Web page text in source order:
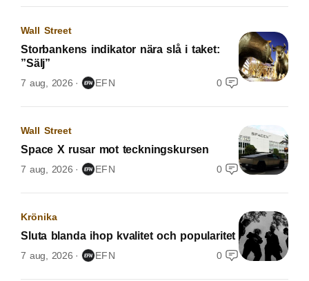
Wall Street
Storbankens indikator nära slå i taket:
”Sälj”
7 aug, 2026 EFN 0
Wall Street
Space X rusar mot teckningskursen
7 aug, 2026 EFN 0
Krönika
Sluta blanda ihop kvalitet och popularitet
7 aug, 2026 EFN 0